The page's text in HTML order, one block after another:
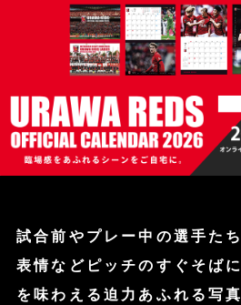
試合前やプレー中の選手た
表情など ピッチのすぐそば
を味わえる迫力あふれる写